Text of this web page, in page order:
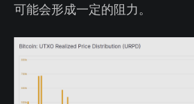
可能会形成一定的阻力。